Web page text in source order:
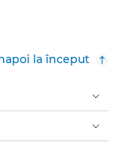
la început